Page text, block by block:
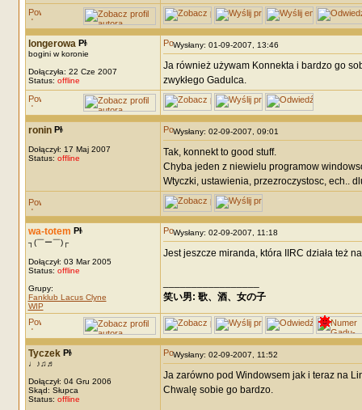
longerowa
bogini w koronie
Dołączyła: 22 Cze 2007
Status: offline
Wysłany: 01-09-2007, 13:46
Ja również używam Konnekta i bardzo go
zwykłego Gadulca.
ronin
Dołączył: 17 Maj 2007
Status: offline
Wysłany: 02-09-2007, 09:01
Tak, konnekt to good stuff.
Chyba jeden z niewielu programow
Wtyczki, ustawienia, przezroczystosc, ech..
wa-totem
┐(￣ー￣)┌
Dołączył: 03 Mar 2005
Status: offline
Grupy:
Fanklub Lacus Clyne
WIP
Wysłany: 02-09-2007, 11:18
Jest jeszcze miranda, która IIRC działa też
笑い男: 歌、酒、女の子 DRM:
Tyczek
♩♪♫♬
Dołączył: 04 Gru 2006
Skąd: Słupca
Status: offline
Wysłany: 02-09-2007, 11:52
Ja zarówno pod Windowsem jak i teraz na
Chwalę sobie go bardzo.